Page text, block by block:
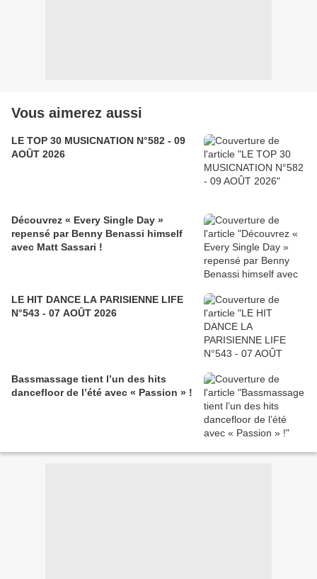
Vous aimerez aussi
LE TOP 30 MUSICNATION N°582 - 09
AOÛT 2026
Découvrez « Every Single Day »
repensé par Benny Benassi himself
avec Matt Sassari !
LE HIT DANCE LA PARISIENNE LIFE
N°543 - 07 AOÛT 2026
Bassmassage tient l’un des hits
dancefloor de l’été avec « Passion » !